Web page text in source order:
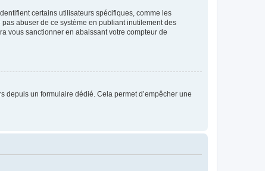
certains utilisateurs spécifiques, comme les
abuser de ce système en publiant inutilement des
vous sanctionner en abaissant votre compteur de
un formulaire dédié. Cela permet d’empêcher une